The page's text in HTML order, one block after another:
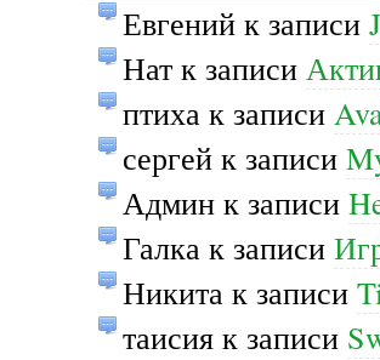
Евгений к записи
Нат к записи
птиха к записи
сергей к записи
Админ к записи
Галка к записи
Никита к записи
таисия к записи